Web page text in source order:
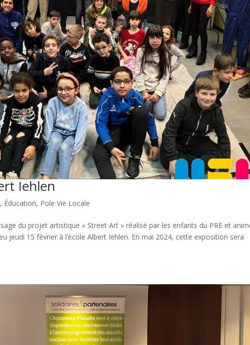
Iehlen
, Éducation, Pole Vie Locale
du projet artistique « Street Art » réalisé par les enfants du PRE et
jeudi 15 février à l’école Albert Iehlen. En mai 2024, cette exposition sera